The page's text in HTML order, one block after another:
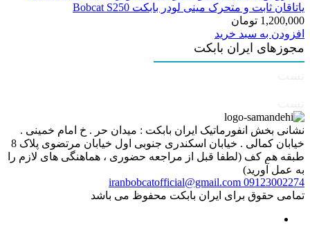
یاتاقان ثابت و متحرک مینی لودر بابکت Bobcat S250
1,200,000 تومان
افزودن به سبد خرید
مجوزهای ایران بابکت
نشانی بخش انفورماتیک ایران بابکت : میدان حر . خ امام خمینی .
خیابان کمالی . خیابان اسکندری جنوبی اول خیابان مرتضوی پلاک 8
طبقه هم کف (لطفا قبل از مراجعه حضوری ، هماهنگی های لازم را
به عمل آورید)
09123002274
iranbobcatofficial@gmail.com
تمامی حقوق برای ایران بابکت محفوظ می باشد